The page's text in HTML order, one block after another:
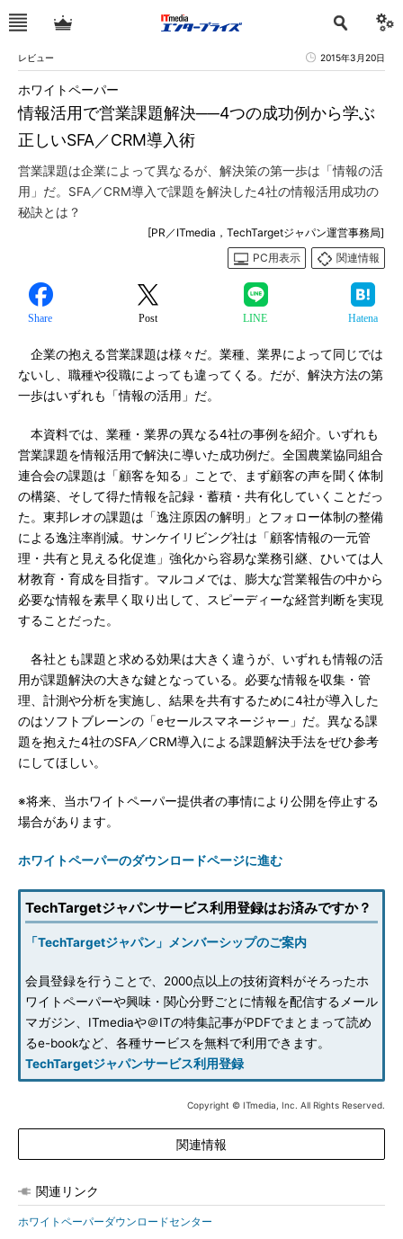
レビュー 2015年3月20日
情報活用で営業課題解決──4つの成功例から学ぶ
正しいSFA／CRM導入術
ホワイトペーパー
営業課題は企業によって異なるが、解決策の第一歩は「情報の活
用」だ。SFA／CRM導入で課題を解決した4社の情報活用成功の
秘訣とは？
[PR／ITmedia，TechTargetジャパン運営事務局]
PC用表示
関連情報
Share Post LINE Hatena
企業の抱える営業課題は様々だ。業種、業界によって同じでは
ないし、職種や役職によっても違ってくる。だが、解決方法の第
一歩はいずれも「情報の活用」だ。
本資料では、業種・業界の異なる4社の事例を紹介。いずれも
営業課題を情報活用で解決に導いた成功例だ。全国農業協同組合
連合会の課題は「顧客を知る」ことで、まず顧客の声を聞く体制
の構築、そして得た情報を記録・蓄積・共有化していくことだっ
た。東邦レオの課題は「逸注原因の解明」とフォロー体制の整備
による逸注率削減。サンケイリビング社は「顧客情報の一元管
理・共有と見える化促進」強化から容易な業務引継、ひいては人
材教育・育成を目指す。マルコメでは、膨大な営業報告の中から
必要な情報を素早く取り出して、スピーディーな経営判断を実現
することだった。
各社とも課題と求める効果は大きく違うが、いずれも情報の活
用が課題解決の大きな鍵となっている。必要な情報を収集・管
理、計測や分析を実施し、結果を共有するために4社が導入した
のはソフトブレーンの「eセールスマネージャー」だ。異なる課
題を抱えた4社のSFA／CRM導入による課題解決手法をぜひ参考
にしてほしい。
※将来、当ホワイトペーパー提供者の事情により公開を停止する
場合があります。
ホワイトペーパーのダウンロードページに進む
TechTargetジャパンサービス利用登録はお済みですか？
「TechTargetジャパン」メンバーシップのご案内
会員登録を行うことで、2000点以上の技術資料がそろったホ
ワイトペーパーや興味・関心分野ごとに情報を配信するメール
マガジン、ITmediaや＠ITの特集記事がPDFでまとまって読め
るe-bookなど、各種サービスを無料で利用できます。
TechTargetジャパンサービス利用登録
Copyright © ITmedia, Inc. All Rights Reserved.
関連情報
関連リンク
ホワイトペーパーダウンロードセンター